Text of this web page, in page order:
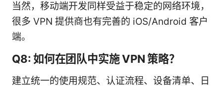
当然，移动端开发同样受益于稳定的网络环境，
很多 VPN 提供商也有完善的 iOS/Android 客户
端。
Q8: 如何在团队中实施 VPN 策略？
建立统一的使用规范、认证流程、设备清单、日